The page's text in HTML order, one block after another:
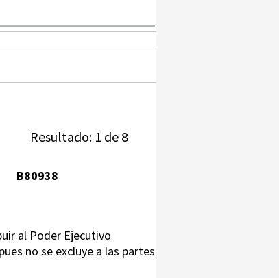
Resultado: 1 de 8
B80938
al Poder Ejecutivo
no se excluye a las partes